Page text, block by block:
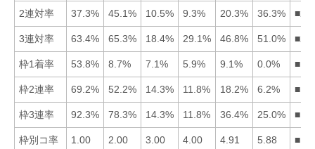
2連対率 37.3% 45.1% 10.5% 9.3% 20.3% 36.3%
3連対率 63.4% 65.3% 18.4% 29.1% 46.8% 51.0%
枠1着率 53.8% 8.7% 7.1% 5.9% 9.1% 0.0%
枠2連率 69.2% 52.2% 14.3% 11.8% 18.2% 6.2%
枠3連率 92.3% 78.3% 14.3% 11.8% 36.4% 25.0%
枠別コ率 1.00 2.00 3.00 4.00 4.91 5.88